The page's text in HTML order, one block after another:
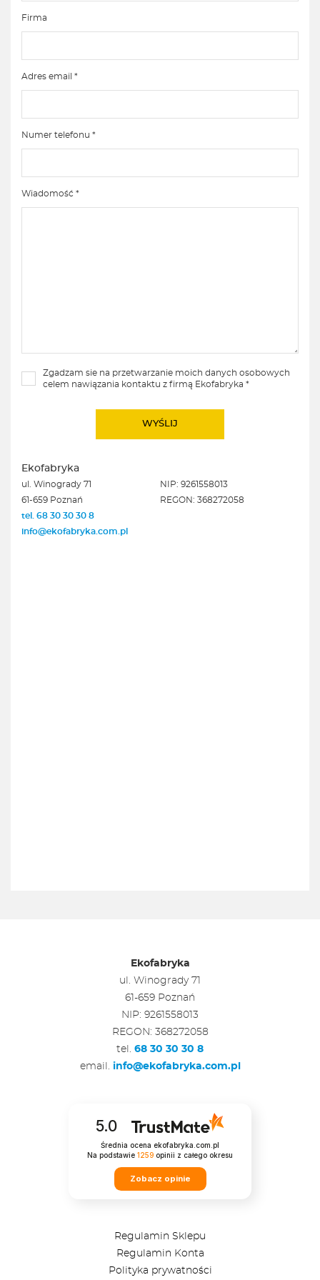
Firma
Adres email *
Numer telefonu *
Wiadomość *
Zgadzam sie na przetwarzanie moich danych osobowych
celem nawiązania kontaktu z firmą Ekofabryka *
Ekofabryka
ul. Winogrady 71
61-659 Poznań
tel. 68 30 30 30 8
info@ekofabryka.com.pl
NIP: 9261558013
REGON: 368272058
Ekofabryka
ul. Winogrady 71
61-659 Poznań
NIP: 9261558013
REGON: 368272058
tel. 68 30 30 30 8
email. info@ekofabryka.com.pl
5.0
Średnia ocena ekofabryka.com.pl
Na podstawie 1259 opinii z całego okresu
Zobacz opinie
Regulamin Sklepu
Regulamin Konta
Polityka prywatności